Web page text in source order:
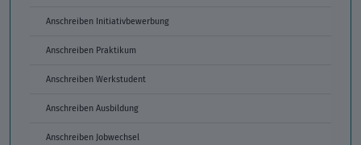
Anschreiben Initiativbewerbung
Anschreiben Praktikum
Anschreiben Werkstudent
Anschreiben Ausbildung
Anschreiben Jobwechsel